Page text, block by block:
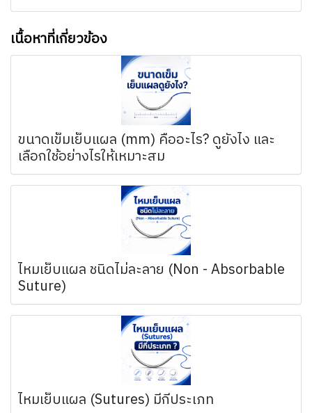
เนื้อหาที่เกี่ยวข้อง
ขนาดเข็มเย็บแผล (mm) คืออะไร? ดูยังไง และ
เลือกใช้อย่างไรให้เหมาะสม
ไหมเย็บแผล ชนิดไม่ละลาย (Non - Absorbable
Suture)
ไหมเย็บแผล (Sutures) มีกี่ประเภท